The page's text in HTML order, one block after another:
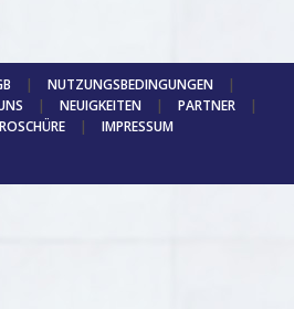
| NUTZUNGSBEDINGUNGEN
|
| NEUIGKEITEN | PARTNER
|
| IMPRESSUM